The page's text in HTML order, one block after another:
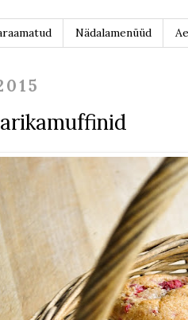
Nädalamenüüd